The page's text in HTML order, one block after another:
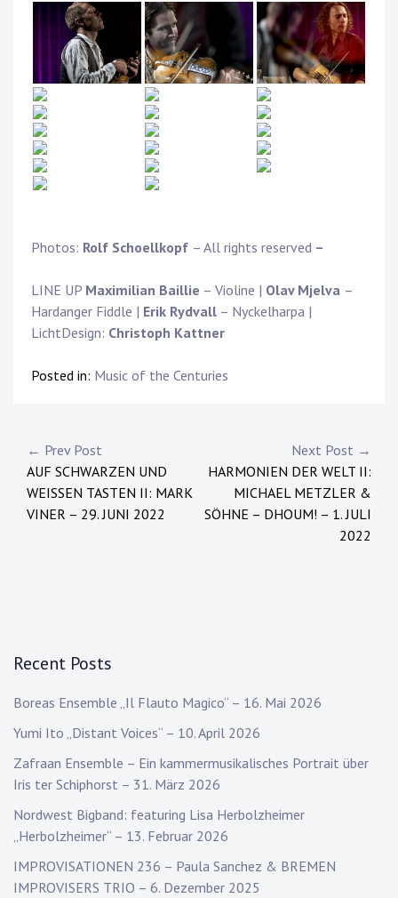
Photos: Rolf Schoellkopf – All rights reserved –
LINE UP Maximilian Baillie – Violine | Olav Mjelva –
Hardanger Fiddle | Erik Rydvall – Nyckelharpa |
LichtDesign: Christoph Kattner
Posted in: Music of the Centuries
Post
navigation
← Prev Post
AUF SCHWARZEN UND
WEISSEN TASTEN II: MARK
VINER – 29. JUNI 2022
Next Post →
HARMONIEN DER WELT II:
MICHAEL METZLER &
SÖHNE – DHOUM! – 1. JULI
2022
Recent Posts
Boreas Ensemble „Il Flauto Magico“ – 16. Mai 2026
Yumi Ito „Distant Voices“ – 10. April 2026
Zafraan Ensemble – Ein kammermusikalisches Portrait über
Iris ter Schiphorst – 31. März 2026
Nordwest Bigband: featuring Lisa Herbolzheimer
„Herbolzheimer“ – 13. Februar 2026
IMPROVISATIONEN 236 – Paula Sanchez & BREMEN
IMPROVISERS TRIO – 6. Dezember 2025